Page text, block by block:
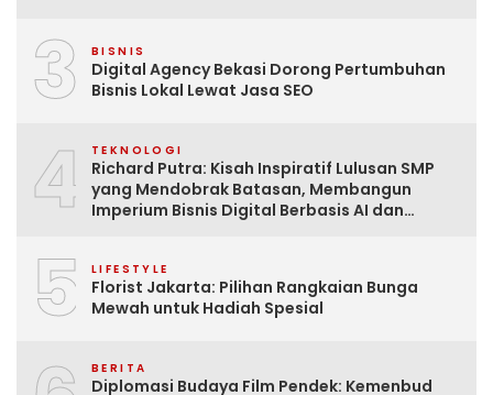
3 BISNIS
Digital Agency Bekasi Dorong Pertumbuhan
Bisnis Lokal Lewat Jasa SEO
4 TEKNOLOGI
Richard Putra: Kisah Inspiratif Lulusan SMP
yang Mendobrak Batasan, Membangun
Imperium Bisnis Digital Berbasis AI dan
5 LIFESTYLE
Florist Jakarta: Pilihan Rangkaian Bunga
Mewah untuk Hadiah Spesial
BERITA
Diplomasi Budaya Film Pendek: Kemenbud